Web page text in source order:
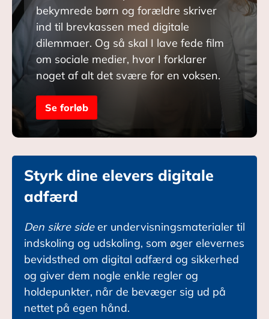
bekymrede børn og forældre skriver
ind til brevkassen med digitale
dilemmaer. Og så skal I lave fede film
om sociale medier, hvor I forklarer
noget af alt det svære for en voksen.
Se forløb
Styrk dine elevers digitale
adfærd
Den sikre sideer undervisningsmaterialer til
indskoling og udskoling, som øger elevernes
bevidsthed om digital adfærd og sikkerhed
og giver dem nogle enkle regler og
holdepunkter, når de bevæger sig ud på
nettet på egen hånd.